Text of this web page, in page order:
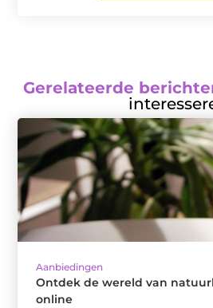
Gerelateerde
Aanbiedingen
Ontdek de wereld van
online